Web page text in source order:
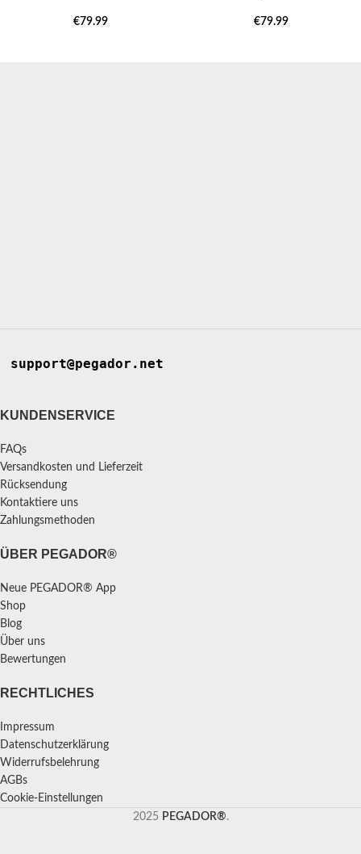
€79.99 €79.99
support@pegador.net
KUNDENSERVICE
FAQs
Versandkosten und Lieferzeit
Rücksendung
Kontaktiere uns
Zahlungsmethoden
ÜBER PEGADOR®
Neue PEGADOR® App
Shop
Blog
Über uns
Bewertungen
RECHTLICHES
Impressum
Datenschutzerklärung
Widerrufsbelehrung
AGBs
Cookie-Einstellungen
2025 PEGADOR®.